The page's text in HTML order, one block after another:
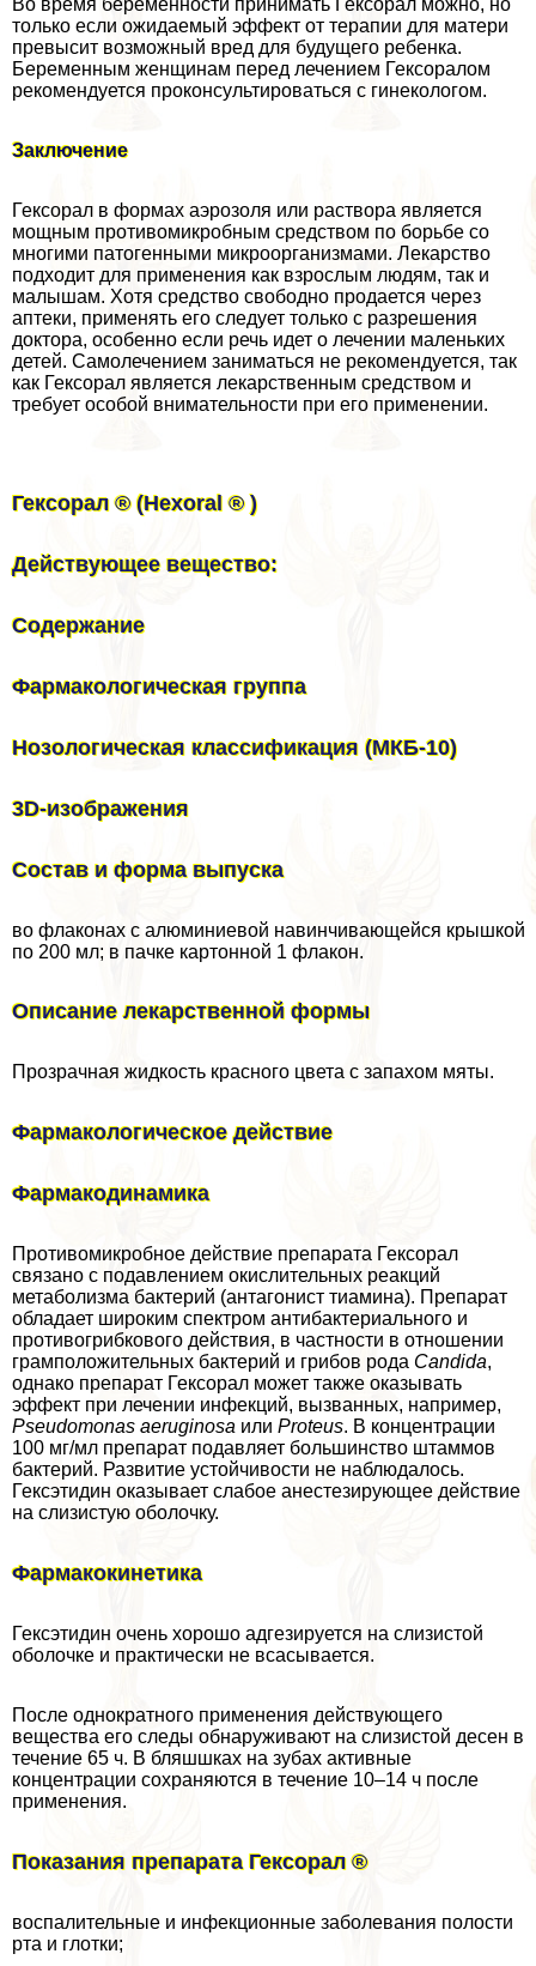
Во время беременности принимать Гексорал можно, но
только если ожидаемый эффект от терапии для матери
превысит возможный вред для будущего ребенка.
Беременным женщинам перед лечением Гексоралом
рекомендуется проконсультироваться с гинекологом.
Заключение
Гексорал в формах аэрозоля или раствора является
мощным противомикробным средством по борьбе со
многими патогенными микроорганизмами. Лекарство
подходит для применения как взрослым людям, так и
малышам. Хотя средство свободно продается через
аптеки, применять его следует только с разрешения
доктора, особенно если речь идет о лечении маленьких
детей. Самолечением заниматься не рекомендуется, так
как Гексорал является лекарственным средством и
требует особой внимательности при его применении.
Гексорал ® (Hexoral ® )
Действующее вещество:
Содержание
Фармакологическая группа
Нозологическая классификация (МКБ-10)
3D-изображения
Состав и форма выпуска
во флаконах с алюминиевой навинчивающейся крышкой
по 200 мл; в пачке картонной 1 флакон.
Описание лекарственной формы
Прозрачная жидкость красного цвета с запахом мяты.
Фармакологическое действие
Фармакодинамика
Противомикробное действие препарата Гексорал
связано с подавлением окислительных реакций
метаболизма бактерий (антагонист тиамина). Препарат
обладает широким спектром антибактериального и
противогрибкового действия, в частности в отношении
грамположительных бактерий и грибов рода Candida,
однако препарат Гексорал может также оказывать
эффект при лечении инфекций, вызванных, например,
Pseudomonas aeruginosa или Proteus. В концентрации
100 мг/мл препарат подавляет большинство штаммов
бактерий. Развитие устойчивости не наблюдалось.
Гексэтидин оказывает слабое анестезирующее действие
на слизистую оболочку.
Фармакокинетика
Гексэтидин очень хорошо адгезируется на слизистой
оболочке и пpaктически не всасывается.
После однократного применения действующего
вещества его следы обнаруживают на слизистой десен в
течение 65 ч. В бляшшках на зубах активные
концентрации сохраняются в течение 10–14 ч после
применения.
Показания препарата Гексорал ®
воспалительные и инфекционные заболевания полости
рта и глотки;